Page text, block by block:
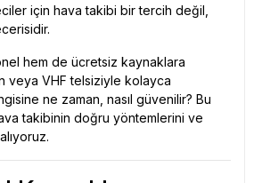
için hava takibi bir tercih değil,
hem de ücretsiz kaynaklara
veya VHF telsiziyle kolayca
ne zaman, nasıl güvenilir? Bu
takibinin doğru yöntemlerini ve